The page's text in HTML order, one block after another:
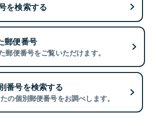
を検索する
郵便番号
郵便番号をご覧いただけます。
番号を検索する
の個別郵便番号をお調べします。